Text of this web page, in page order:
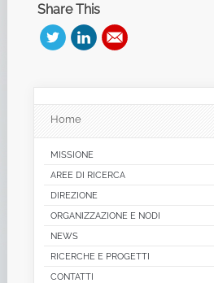
Share This
Home
MISSIONE
AREE DI RICERCA
DIREZIONE
ORGANIZZAZIONE E NODI
NEWS
RICERCHE E PROGETTI
CONTATTI